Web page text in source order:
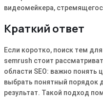
видеомейкера,
Краткий ответ
Если коротко, поиск тем
semrush стоит
области SEO: важно понять
выбрать понятный порядок
результат. Такой подход